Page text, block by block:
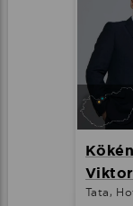
Tata,